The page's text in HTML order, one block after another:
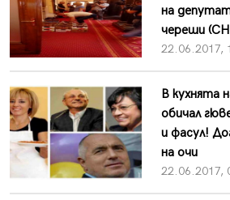
на
череши
22.06.2017,
В кухнята
обичал
и фасул!
на очи
22.06.2017,